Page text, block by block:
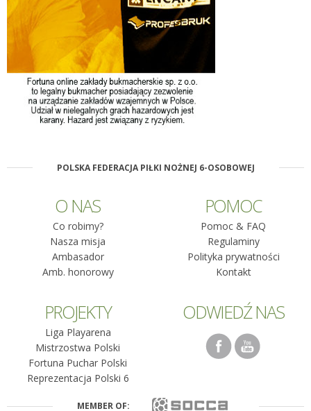
POLSKA FEDERACJA PIŁKI NOŻNEJ 6-OSOBOWEJ
O NAS
Co robimy?
Nasza misja
Ambasador
Amb. honorowy
POMOC
Pomoc & FAQ
Regulaminy
Polityka prywatności
Kontakt
PROJEKTY
Liga Playarena
Mistrzostwa Polski
Fortuna Puchar Polski
Reprezentacja Polski 6
ODWIEDŹ NAS
MEMBER OF: